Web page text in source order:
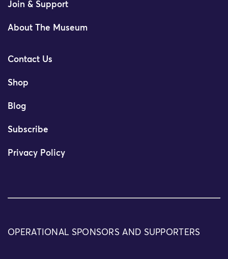
Join & Support
About The Museum
Contact Us
Shop
Blog
Subscribe
Privacy Policy
OPERATIONAL SPONSORS AND SUPPORTERS